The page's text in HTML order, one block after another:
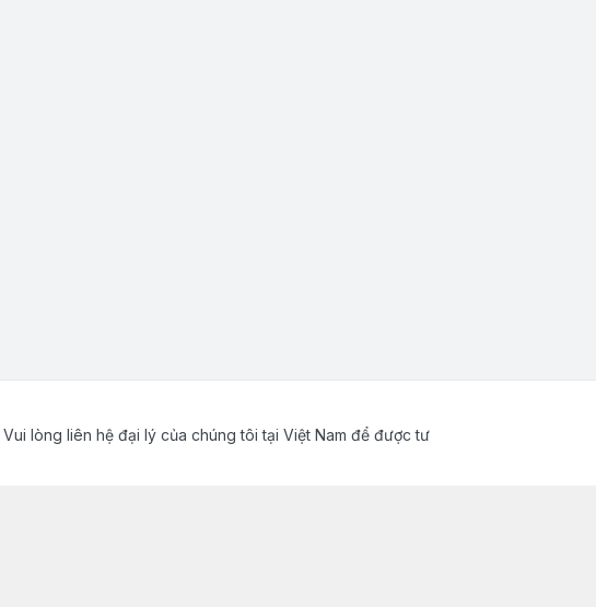
lòng liên hệ đại lý của chúng tôi tại Việt Nam để được tư